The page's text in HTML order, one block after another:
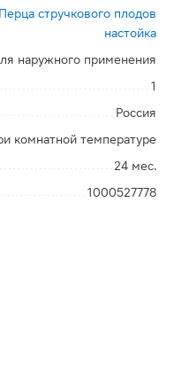
стручкового плодов
настойка
наружного применения
1
Россия
комнатной температуре
24 мес.
1000527778